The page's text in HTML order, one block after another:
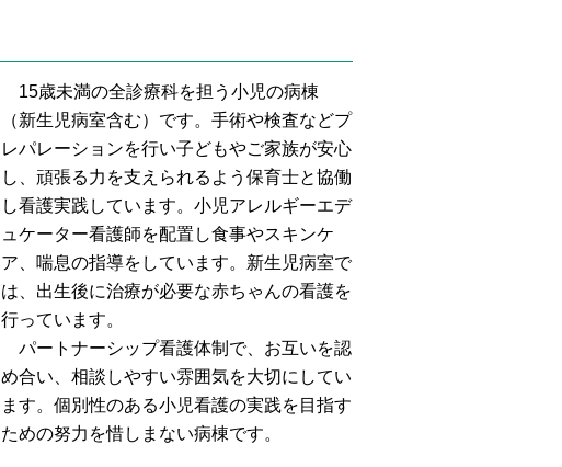
15歳未満の全診療科を担う小児の病棟
（新生児病室含む）です。手術や検査などプ
レパレーションを行い子どもやご家族が安心
し、頑張る力を支えられるよう保育士と協働
し看護実践しています。小児アレルギーエデ
ュケーター看護師を配置し食事やスキンケ
ア、喘息の指導をしています。新生児病室で
は、出生後に治療が必要な赤ちゃんの看護を
行っています。
パートナーシップ看護体制で、お互いを認
め合い、相談しやすい雰囲気を大切にしてい
ます。個別性のある小児看護の実践を目指す
ための努力を惜しまない病棟です。